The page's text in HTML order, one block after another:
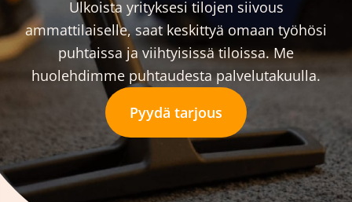
Ulkoista yrityksesi tilojen siivous
ammattilaiselle, saat keskittyä omaan työhösi
puhtaissa ja viihtyisissä tiloissa. Me
huolehdimme puhtaudesta palvelutakuulla.
Pyydä tarjous